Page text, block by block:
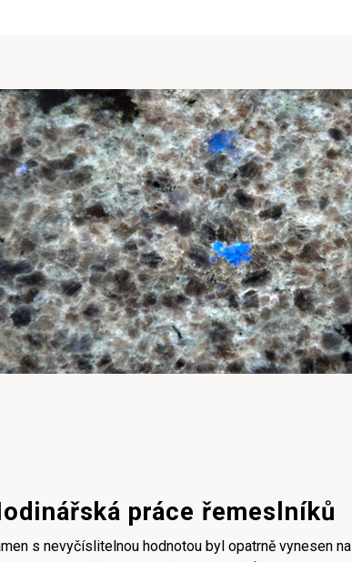
práce řemeslníků
s nevyčíslitelnou hodnotou byl opatrně vynesen na